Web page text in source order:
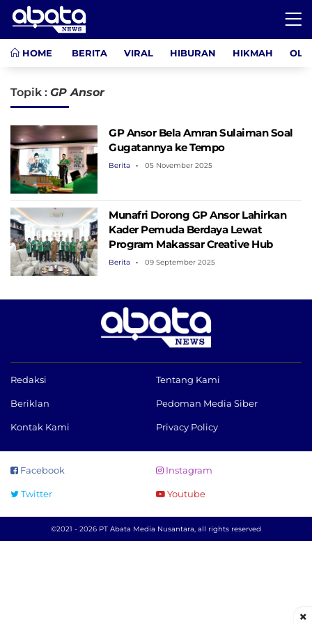
HOME BERITA VIRAL HIBURAN HIKMAH
Topik : GP Ansor
GP Ansor Bela Amran Sulaiman Soal
Gugatannya ke Tempo
Berita 05 November 2025
Munafri Dorong GP Ansor Lahirkan
Kader Pemuda Berdaya Lewat
Program Makassar Creative Hub
Berita 09 September 2025
Redaksi Tentang Kami
Beriklan Pedoman Media Siber
Kontak Kami Privacy Policy
Facebook Instagram
Twitter Youtube
©2021 - 2026 PT Abata Media Nusantara, all rights reserved
×